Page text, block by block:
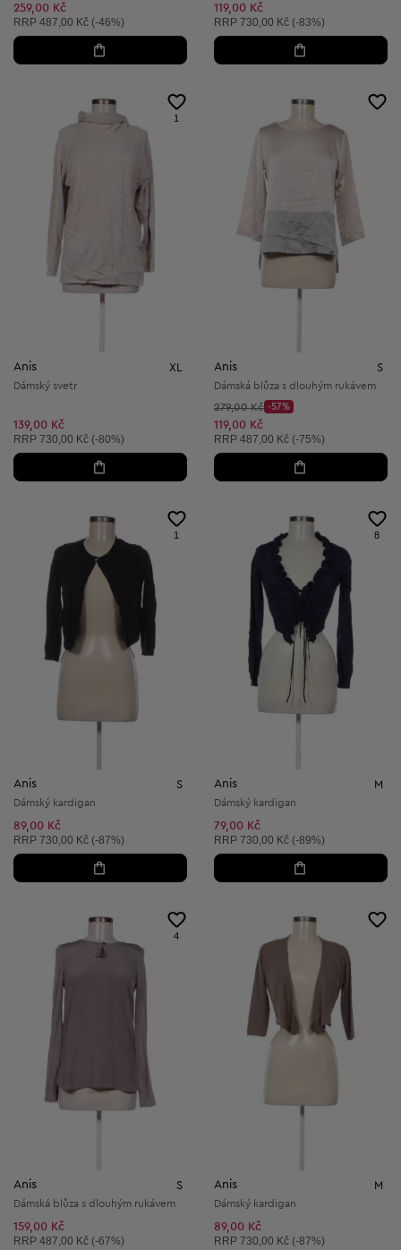
259,00 Kč
Doporučená cena:
RRP 487,00 Kč (-46%)
119,00 Kč
Doporučená cena:
RRP 730,00 Kč (-83%)
1
Anis XL
Dámský svetr
139,00 Kč
Doporučená cena:
RRP 730,00 Kč (-80%)
Anis S
Dámská blůza s dlouhým rukávem
Původní cena:
279,00 Kč
Discount Price:
-57%
Snížená cena:
119,00 Kč
Doporučená cena:
RRP 487,00 Kč (-75%)
1
Anis S
Dámský kardigan
89,00 Kč
Doporučená cena:
RRP 730,00 Kč (-87%)
8
Anis M
Dámský kardigan
79,00 Kč
Doporučená cena:
RRP 730,00 Kč (-89%)
4
Anis S
Dámská blůza s dlouhým rukávem
159,00 Kč
Doporučená cena:
RRP 487,00 Kč (-67%)
Anis M
Dámský kardigan
89,00 Kč
Doporučená cena:
RRP 730,00 Kč (-87%)